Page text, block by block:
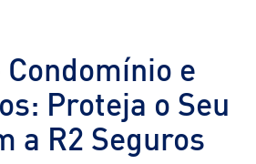
e
Proteja o Seu
a R2 Seguros